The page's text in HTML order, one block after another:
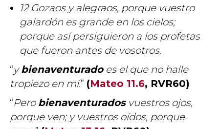
12 Gozaos y alegraos, porque vuestro
galardón es grande en los cielos;
porque así persiguieron a los profetas
que fueron antes de vosotros.
“ybienaventuradoes el que no halle
tropiezo en mí.” (Mateo 11.6, RVR60)
“Pero bienaventuradosvuestros ojos,
porque ven; y vuestros oídos, porque